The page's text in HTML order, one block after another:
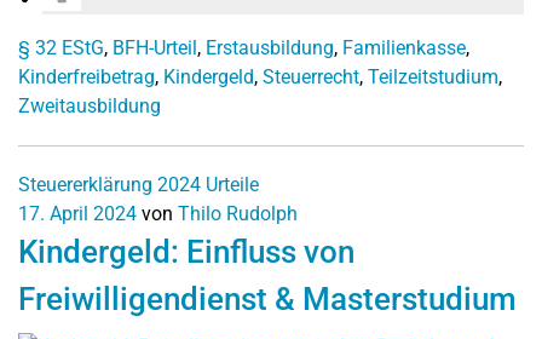
§ 32 EStG, BFH-Urteil, Erstausbildung, Familienkasse,
Kinderfreibetrag, Kindergeld, Steuerrecht, Teilzeitstudium,
Zweitausbildung
Steuererklärung 2024 Urteile
17. April 2024 von Thilo Rudolph
Kindergeld: Einfluss von
Freiwilligendienst & Masterstudium